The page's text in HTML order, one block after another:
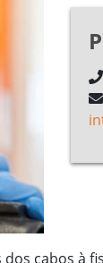
cabos à